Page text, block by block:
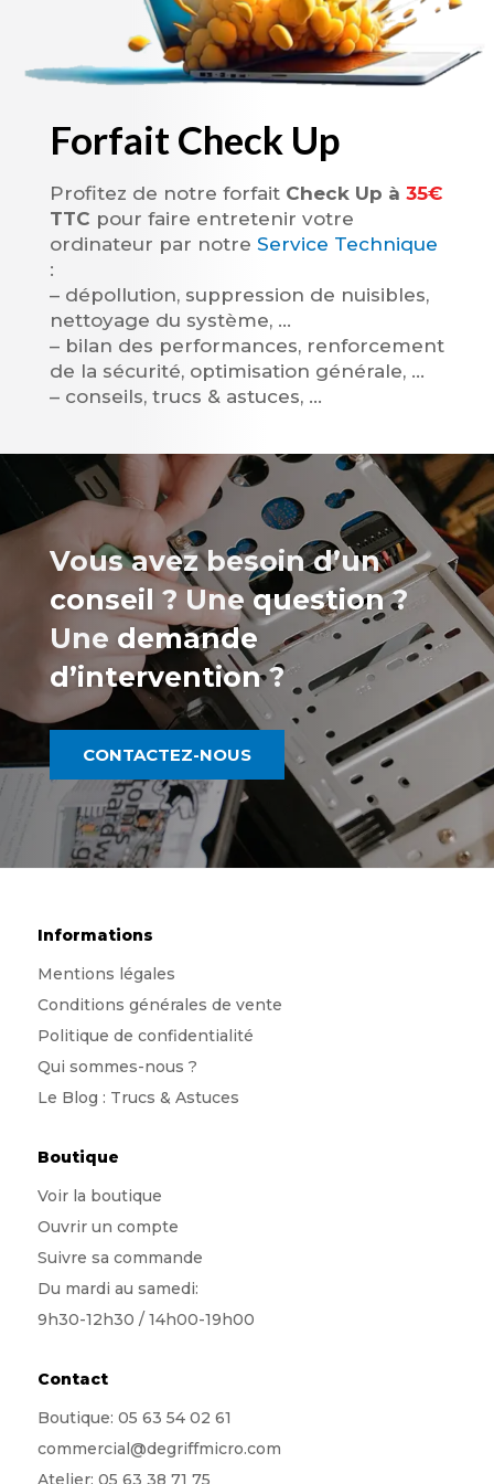
Forfait Check Up
Profitez de notre forfait Check Up à 35€
TTC pour faire entretenir votre
ordinateur par notre Service Technique
:
– dépollution, suppression de nuisibles,
nettoyage du système, …
– bilan des performances, renforcement
de la sécurité, optimisation générale, …
– conseils, trucs & astuces, …
Vous avez besoin d’un
conseil ? Unequestion?
Une demande
d’intervention?
CONTACTEZ-NOUS
Informations
Mentions légales
Conditions générales de vente
Politique de confidentialité
Qui sommes-nous ?
Le Blog : Trucs & Astuces
Boutique
Voir la boutique
Ouvrir un compte
Suivre sa commande
Du mardi au samedi:
9h30-12h30 / 14h00-19h00
Contact
Boutique: 05 63 54 02 61
commercial@degriffmicro.com
Atelier: 05 63 38 71 75